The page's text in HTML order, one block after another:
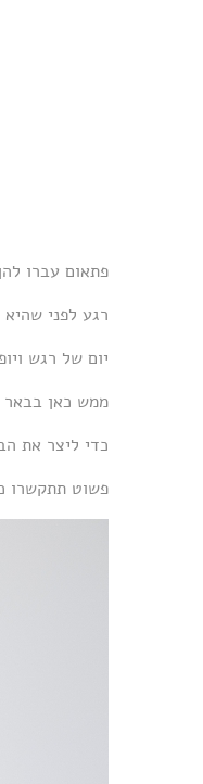
פתאום עברו להן 12 שנה, והילדה שלך הופכת
רגע לפני שהיא
יום של רגש
ממש כאן בבאר
כדי ליצר את
פשוט תתקשרו כדי לקבל